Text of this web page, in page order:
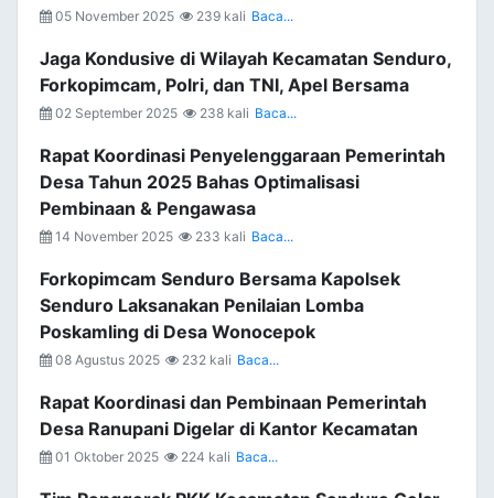
05 November 2025 239 kali Baca...
Jaga Kondusive di Wilayah Kecamatan Senduro,
Forkopimcam, Polri, dan TNI, Apel Bersama
02 September 2025 238 kali Baca...
Rapat Koordinasi Penyelenggaraan Pemerintah
Desa Tahun 2025 Bahas Optimalisasi
Pembinaan & Pengawasa
14 November 2025 233 kali Baca...
Forkopimcam Senduro Bersama Kapolsek
Senduro Laksanakan Penilaian Lomba
Poskamling di Desa Wonocepok
08 Agustus 2025 232 kali Baca...
Rapat Koordinasi dan Pembinaan Pemerintah
Desa Ranupani Digelar di Kantor Kecamatan
01 Oktober 2025 224 kali Baca...